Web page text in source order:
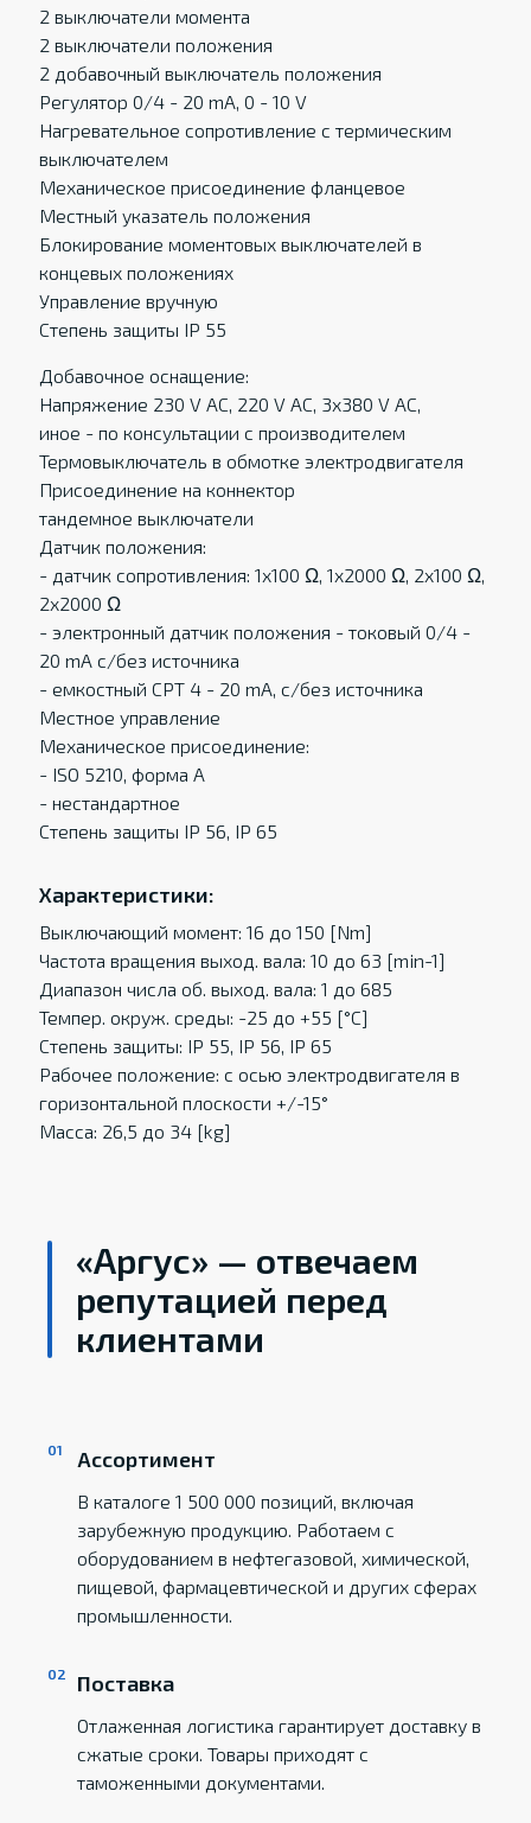
2 выключатели момента
2 выключатели положения
2 добавочный выключатель положения
Регулятор 0/4 - 20 mA, 0 - 10 V
Нагревательное сопротивление с термическим
выключателем
Механическое присоединение фланцевое
Местный указатель положения
Блокирование моментовых выключателей в
концевых положенияx
Управление вручную
Степень защиты IP 55
Добавочное оснащение:
Напряжение 230 V AC, 220 V AC, 3x380 V AC,
иное - по консультации с производителем
Термовыключатель в обмотке электродвигателя
Присоединение на коннектор
тандемное выключатели
Датчик положения:
- датчик сопротивления: 1x100 Ω, 1x2000 Ω, 2x100 Ω,
2x2000 Ω
- электронный датчик положения - токовый 0/4 -
20 mA c/без источника
- eмкостный CPT 4 - 20 mA, c/без источника
Местное управление
Механическое присоединение:
- ISO 5210, форма A
- нестандартное
Степень защиты IP 56, IP 65
Характеристики:
Выключающий момент: 16 до 150 [Nm]
Частота вращения выход. вала: 10 до 63 [min-1]
Диапазон числа об. выход. вала: 1 до 685
Темпер. oкруж. среды: -25 до +55 [°C]
Степень защиты: IP 55, IP 56, IP 65
Рабочее положение: с осью электродвигателя в
горизонтальной плоскости +/-15°
Масса: 26,5 до 34 [kg]
«Аргус» — отвечаем
репутацией перед
клиентами
Ассортимент
В каталоге 1 500 000 позиций, включая
зарубежную продукцию. Работаем с
оборудованием в нефтегазовой, химической,
пищевой, фармацевтической и других сферах
промышленности.
Поставка
Отлаженная логистика гарантирует доставку в
сжатые сроки. Товары приходят с
таможенными документами.